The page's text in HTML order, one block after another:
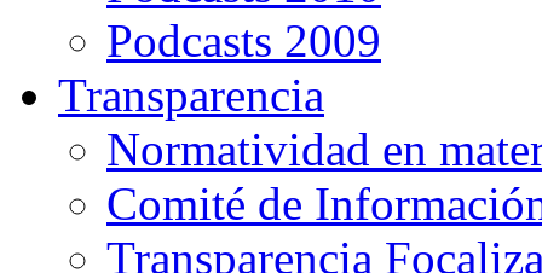
Podcasts 2009
Transparencia
Normatividad en
Comité de
Transparencia